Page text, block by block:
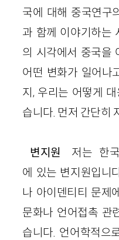
국에 대해 중국연구
과 함께 이야기하는
의 시각에서 중국을
어떤 변화가 일어나
지, 우리는 어떻게
습니다. 먼저 간단히
변지원 저는 한국
에 있는 변지원입니
나 아이덴티티 문제
문화나 언어접촉 관
습니다. 언어학적으